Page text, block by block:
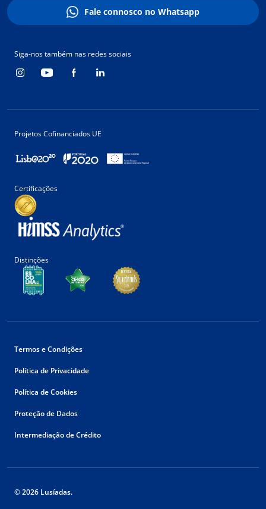
Fale connosco no Whatsapp
Siga-nos também nas redes sociais
Projetos Cofinanciados UE
Certificações
Distinções
Termos e Condições
Política de Privacidade
Política de Cookies
Proteção de Dados
Intermediação de Crédito
© 2026 Lusíadas.